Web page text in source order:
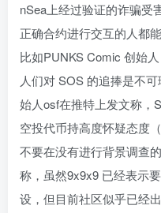
nSea上经过验证的诈骗受
正确合约进行交互的人都
比如PUNKS Comic 创始
人们对 SOS 的追捧是不
始人osf在推特上发文称，
空投代币持高度怀疑态度
不要在没有进行背景调查
称，虽然9x9x9 已经表示
设，但目前社区似乎已经